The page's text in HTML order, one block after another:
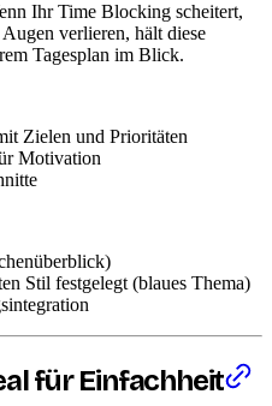
Ihr Time Blocking scheitert,
verlieren, hält diese
Tagesplan im Blick.
Zielen und Prioritäten
Motivation
Stil festgelegt (blaues Thema)
für Einfachheit